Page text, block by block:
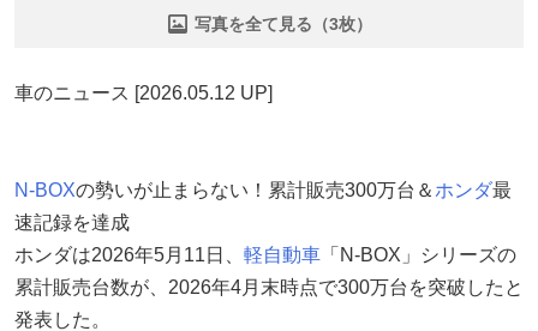
写真を全て見る（3枚）
車のニュース [2026.05.12 UP]
N-BOXの勢いが止まらない！累計販売300万台＆ ホンダ最
速記録を達成
ホンダは2026年5月11日、 軽自動車 「N-BOX」シリーズの
累計販売台数が、2026年4月末時点で300万台を突破したと
発表した。